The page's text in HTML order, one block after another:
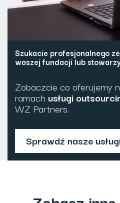
Szukacie profesjonalnego
waszej fundacji lub
Zobaczcie co oferujemy
ramach usługi
WZ Partners.
Sprawdź nasze